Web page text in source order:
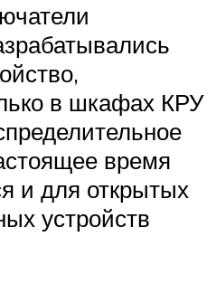
в шкафах КРУ
время
и для открытых
устройств